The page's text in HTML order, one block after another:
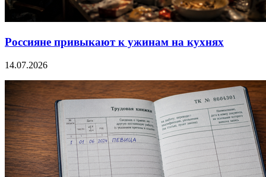
Россияне привыкают к ужинам на кухнях
14.07.2026